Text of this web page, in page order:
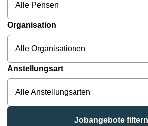
Alle Pensen
Organisation
Alle Organisationen
Anstellungsart
Alle Anstellungsarten
Jobangebote filtern